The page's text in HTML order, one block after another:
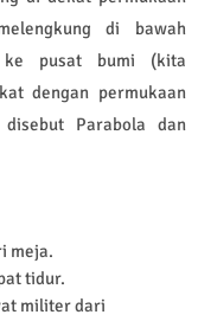
di bawah
ke pusat bumi (kita
dengan permukaan
Parabola dan
meja.
tidur.
militer dari